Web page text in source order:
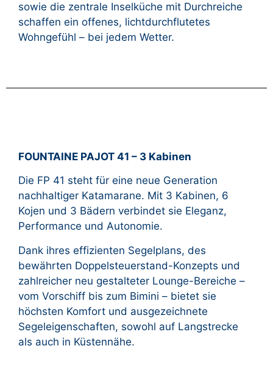
sowie die zentrale Inselküche mit Durchreiche
schaffen ein offenes, lichtdurchflutetes
Wohngefühl – bei jedem Wetter.
FOUNTAINE PAJOT 41 – 3 Kabinen
Die FP 41 steht für eine neue Generation
nachhaltiger Katamarane. Mit 3 Kabinen, 6
Kojen und 3 Bädern verbindet sie Eleganz,
Performance und Autonomie.
Dank ihres effizienten Segelplans, des
bewährten Doppelsteuerstand-Konzepts und
zahlreicher neu gestalteter Lounge-Bereiche –
vom Vorschiff bis zum Bimini – bietet sie
höchsten Komfort und ausgezeichnete
Segeleigenschaften, sowohl auf Langstrecke
als auch in Küstennähe.